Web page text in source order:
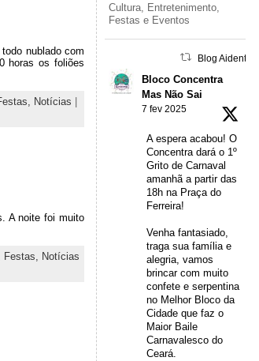
nublado com
horas os foliões
Notícias
A noite foi muito
Festas, Notícias
Cultura, Entretenimento,
Festas e Eventos
Blog Aidentu
Bloco Concentra
Mas Não Sai
7 fev 2025
A espera acabou! O
Concentra dará o 1º
Grito de Carnaval
amanhã a partir das
18h na Praça do
Ferreira!
Venha fantasiado,
traga sua família e
alegria, vamos
brincar com muito
confete e serpentina
no Melhor Bloco da
Cidade que faz o
Maior Baile
Carnavalesco do
Ceará.